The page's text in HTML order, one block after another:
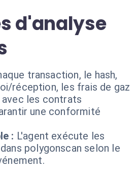
d'analyse
transaction, le hash,
réception, les frais de gaz
les contrats
une conformité
: L'agent exécute les
polygonscan selon le